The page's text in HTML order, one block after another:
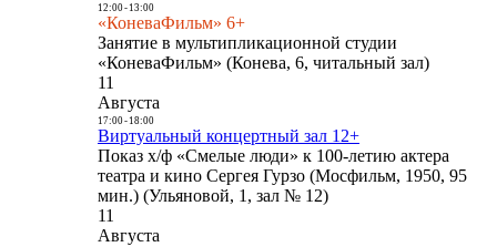
12:00- 13:00
«КоневаФильм» 6+
Занятие в мультипликационной студии
«КоневаФильм» (Конева, 6, читальный зал)
11
Августа
17:00- 18:00
Виртуальный концертный зал 12+
Показ х/ф «Смелые люди» к 100-летию актера
театра и кино Сергея Гурзо (Мосфильм, 1950, 95
мин.) (Ульяновой, 1, зал № 12)
11
Августа